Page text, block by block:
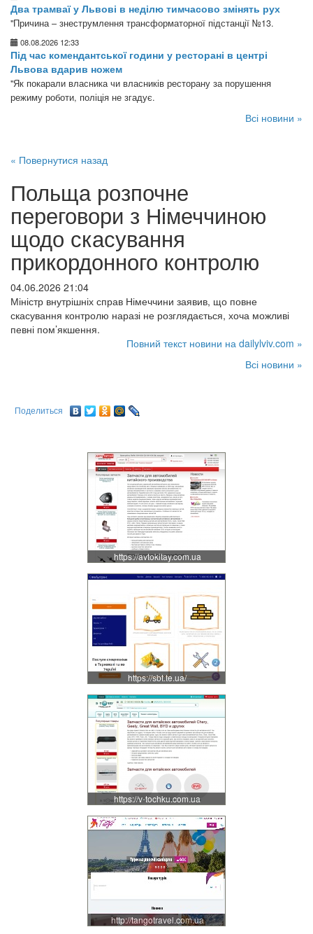
Два трамваї у Львові в неділю тимчасово змінять рух
"Причина – знеструмлення трансформаторної підстанції №13.
08.08.2026 12:33
Під час комендантської години у ресторані в центрі
Львова вдарив ножем
"Як покарали власника чи власників ресторану за порушення
режиму роботи, поліція не згадує.
Всі новини »
« Повернутися назад
Польща розпочне
переговори з Німеччиною
щодо скасування
прикордонного контролю
04.06.2026 21:04
Міністр внутрішніх справ Німеччини заявив, що повне
скасування контролю наразі не розглядається, хоча можливі
певні пом’якшення.
Повний текст новини на dailylviv.com »
Всі новини »
Поделиться
https://avtokitay.com.ua
https://sbt.te.ua/
https://v-tochku.com.ua
http://tangotravel.com.ua